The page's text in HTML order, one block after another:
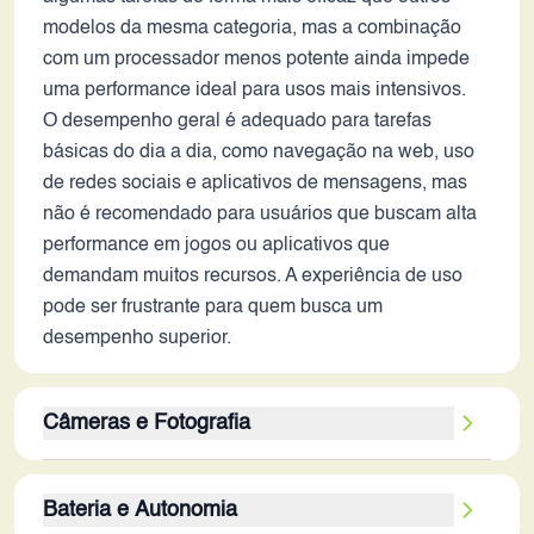
modelos da mesma categoria, mas a combinação
com um processador menos potente ainda impede
uma performance ideal para usos mais intensivos.
O desempenho geral é adequado para tarefas
básicas do dia a dia, como navegação na web, uso
de redes sociais e aplicativos de mensagens, mas
não é recomendado para usuários que buscam alta
performance em jogos ou aplicativos que
demandam muitos recursos. A experiência de uso
pode ser frustrante para quem busca um
desempenho superior.
Câmeras e Fotografia
por uma câmera principal de 48MP e outras três
Bateria e Autonomia